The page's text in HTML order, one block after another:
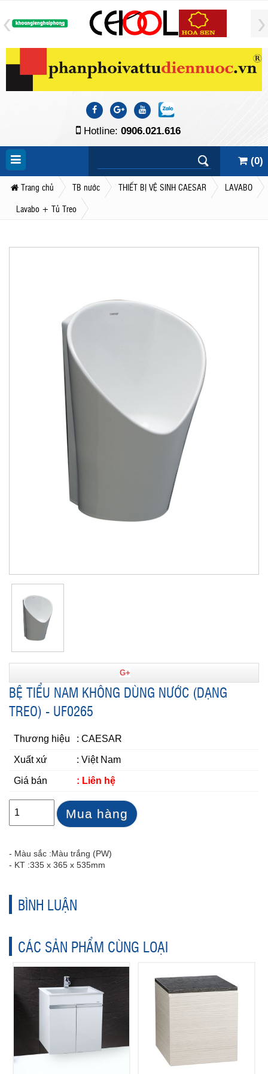
Hotline: 0906.021.616
(0)
Trang chủ TB nước THIẾT BỊ VỆ SINH CAESAR
LAVABO
Lavabo + Tủ Treo
G+
BỆ TIỂU NAM KHÔNG DÙNG NƯỚC (DẠNG
TREO) - UF0265
Thương hiệu : CAESAR
Xuất xứ : Việt Nam
Giá bán : Liên hệ
Mua hàng
- Màu sắc :Màu trắng (PW)
- KT :335 x 365 x 535mm
BÌNH LUẬN
CÁC SẢN PHẨM CÙNG LOẠI